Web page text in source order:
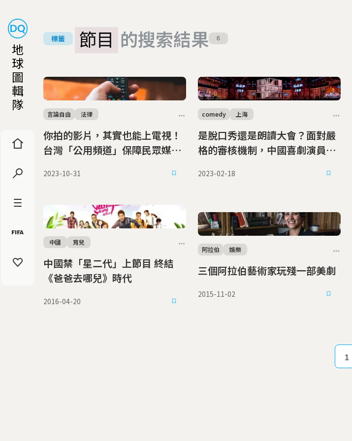
地
球
圖
輯
隊
標籤 節目 的搜索結果 6
你拍的影片，其實也能上電視！
台灣「公用頻道」保障民眾媒體
言論自由 法律
2023-10-31
是脫口秀還是朗讀大會？面對嚴
格的審核機制，中國喜劇演員只
comedy 上海
2023-02-18
中國禁「星二代」上節目 終結
《爸爸去哪兒》時代
中國 育兒
2016-04-20
三個阿拉伯藝術家玩殘一部美劇
阿拉伯 娛樂
2015-11-02
1